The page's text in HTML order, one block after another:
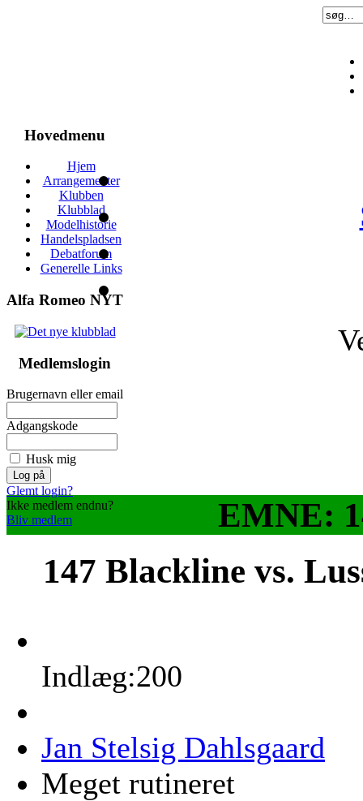
Hovedmenu
Hjem
Arrangementer
Klubben
Klubblad
Modelhistorie
Handelspladsen
Debatforum
Generelle Links
Alfa Romeo NYT
Medlemslogin
Brugernavn eller email
Adgangskode
Husk mig
Glemt login?
Ikke medlem endnu?
Bliv medlem
EMNE:
147 Blackline vs.
Indlæg:200
Jan Stelsig Dahlsgaard
Meget rutineret